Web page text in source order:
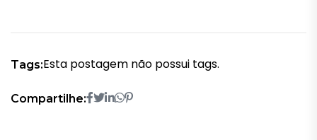
Tags:Esta postagem não possui tags.
Compartilhe: